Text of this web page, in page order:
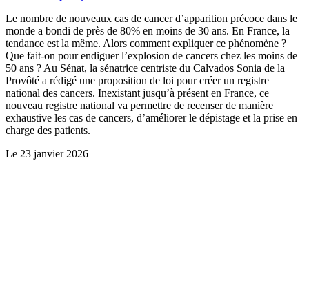
Le nombre de nouveaux cas de cancer d’apparition précoce dans le
monde a bondi de près de 80% en moins de 30 ans. En France, la
tendance est la même. Alors comment expliquer ce phénomène ?
Que fait-on pour endiguer l’explosion de cancers chez les moins de
50 ans ? Au Sénat, la sénatrice centriste du Calvados Sonia de la
Provôté a rédigé une proposition de loi pour créer un registre
national des cancers. Inexistant jusqu’à présent en France, ce
nouveau registre national va permettre de recenser de manière
exhaustive les cas de cancers, d’améliorer le dépistage et la prise en
charge des patients.
Le 23 janvier 2026